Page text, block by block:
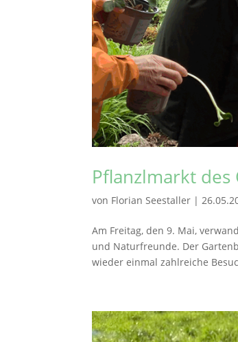
Pflanzlmarkt
von Florian Seestaller |
Am Freitag, den 9. Mai,
und Naturfreunde. Der
wieder einmal zahlreiche